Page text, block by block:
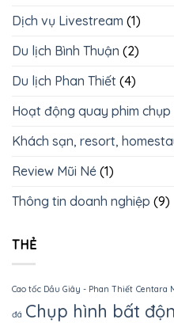
Dịch vụ Livestream (1)
Du lịch Bình Thuận (2)
Du lịch Phan Thiết (4)
Hoạt động quay phim chụp
Khách sạn, resort,
Review Mũi Né (1)
Thông tin doanh nghiệp (9)
THẺ
Cao tốc Dầu Giây - Phan Thiết Centara
đá Chụp hình bất